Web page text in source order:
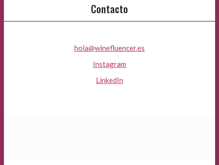
Contacto
hola@winefluencer.es
Instagram
LinkedIn